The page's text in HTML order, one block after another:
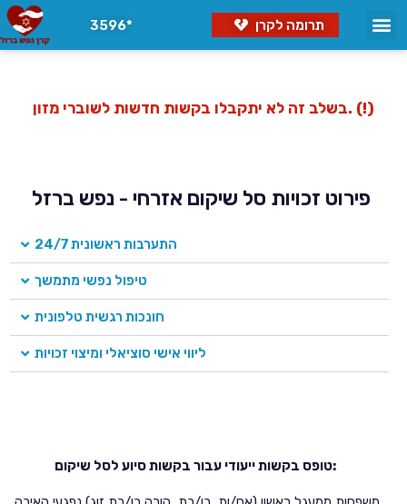
3596* תרומה לקרן
בשלב זה לא יתקבלו בקשות חדשות לשוברי מזון. (!)
פירוט זכויות סל שיקום אזרחי - נפש ברזל
התערבות ראשונית 24/7
טיפול נפשי מתמשך
חונכות רגשית טלפונית
ליווי אישי סוציאלי ומיצוי זכויות
טופס בקשות ייעודי עבור בקשות סיוע לסל שיקום: